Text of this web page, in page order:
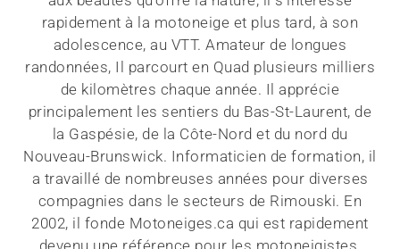
rapidement à la motoneige et plus tard, à son
adolescence, au VTT. Amateur de longues
randonnées, Il parcourt en Quad plusieurs milliers
de kilomètres chaque année. Il apprécie
principalement les sentiers du Bas-St-Laurent, de
la Gaspésie, de la Côte-Nord et du nord du
Nouveau-Brunswick. Informaticien de formation, il
a travaillé de nombreuses années pour diverses
compagnies dans le secteurs de Rimouski. En
2002, il fonde Motoneiges.ca qui est rapidement